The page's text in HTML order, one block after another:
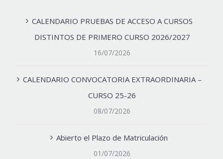
CALENDARIO PRUEBAS DE ACCESO A CURSOS
DISTINTOS DE PRIMERO CURSO 2026/2027
16/07/2026
CALENDARIO CONVOCATORIA EXTRAORDINARIA –
CURSO 25-26
08/07/2026
Abierto el Plazo de Matriculación
01/07/2026